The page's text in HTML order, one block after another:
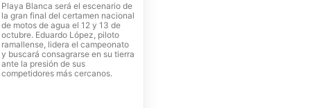
Playa Blanca será el escenario de
la gran final del certamen nacional
de motos de agua el 12 y 13 de
octubre. Eduardo López, piloto
ramallense, lidera el campeonato
y buscará consagrarse en su tierra
ante la presión de sus
competidores más cercanos.